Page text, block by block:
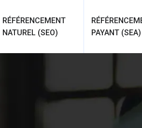
RÉFÉRENCEMENT
NATUREL (SEO)
PAYANT (SEA)